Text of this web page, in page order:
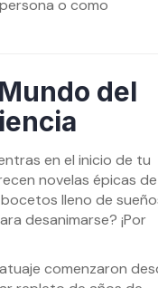
o como
del
en el inicio de tu
novelas épicas de
lleno de
desanimarse? ¡Por
comenzaron